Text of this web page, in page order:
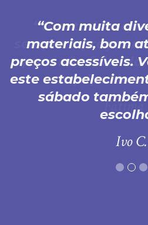
Com muita
materiais, bom
preços acessíveis.
este
sábado
Ivo C.